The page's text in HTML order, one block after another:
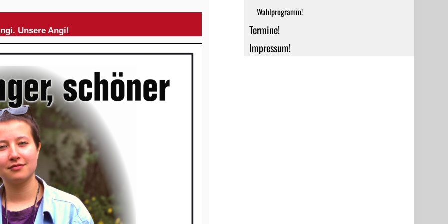
Wahlprogramm!
Termine!
Impressum!
Unsere Angi!